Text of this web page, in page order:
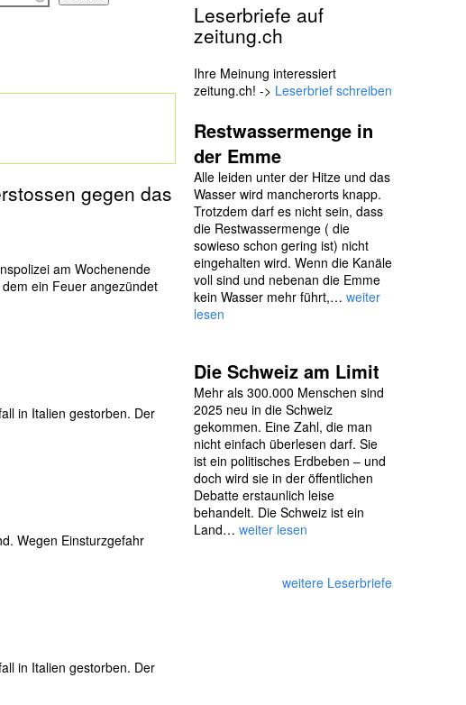
gegen das
am Wochenende
ein Feuer angezündet
in Italien gestorben. Der
Wegen Einsturzgefahr
in Italien gestorben. Der
Leserbriefe auf
zeitung.ch
Ihre Meinung interessiert
zeitung.ch! -> Leserbrief schreiben
Restwassermenge in
der Emme
Alle leiden unter der Hitze und das
Wasser wird mancherorts knapp.
Trotzdem darf es nicht sein, dass
die Restwassermenge ( die
sowieso schon gering ist) nicht
eingehalten wird. Wenn die Kanäle
voll sind und nebenan die Emme
kein Wasser mehr führt,… weiter
lesen
Die Schweiz am Limit
Mehr als 300.000 Menschen sind
2025 neu in die Schweiz
gekommen. Eine Zahl, die man
nicht einfach überlesen darf. Sie
ist ein politisches Erdbeben – und
doch wird sie in der öffentlichen
Debatte erstaunlich leise
behandelt. Die Schweiz ist ein
Land… weiter lesen
weitere Leserbriefe